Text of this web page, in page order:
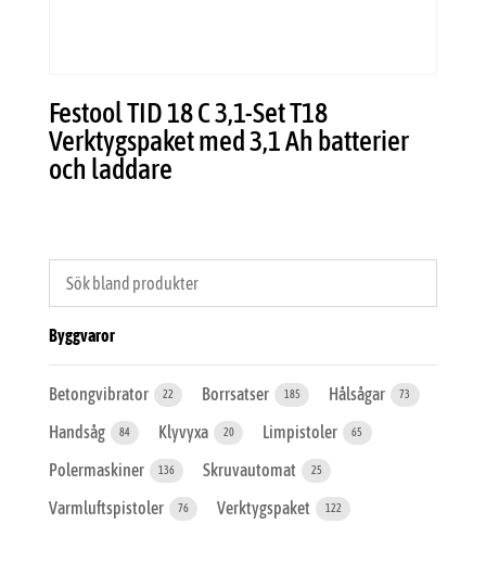
Festool TID 18 C 3,1-Set T18
Verktygspaket med 3,1 Ah batterier
och laddare
Byggvaror
Betongvibrator 22 Borrsatser 185 Hålsågar 73
Handsåg 84 Klyvyxa 20 Limpistoler 65
Polermaskiner 136 Skruvautomat 25
Varmluftspistoler 76 Verktygspaket 122